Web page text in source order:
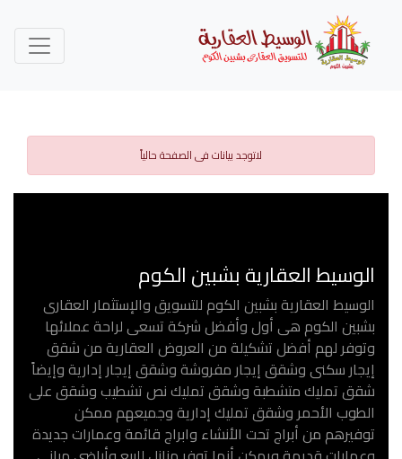
لاتوجد بيانات فى الصفحة حالياً
الوسيط العقارية بشبين الكوم
الوسيط العقارية بشبين الكوم للتسويق والإستثمار العقارى
بشبين الكوم هى أول وأفضل شركة تسعى لراحة عملائها
وتوفر لهم أفضل تشكيلة من العروض العقارية من شقق
إيجار سكنى وشقق إيجار مفروشة وشقق إيجار إدارية وإيضاً
شقق تمليك متشطبة وشقق تمليك نص تشطيب وشقق على
الطوب الأحمر وشقق تمليك إدارية وجميعهم ممكن
توفيرهم من أبراج تحت الأنشاء وابراج قائمة وعمارات جديدة